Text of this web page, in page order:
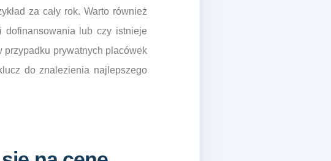
za cały rok. Warto również
dofinansowania lub czy istnieje
przypadku prywatnych placówek
do znalezienia najlepszego